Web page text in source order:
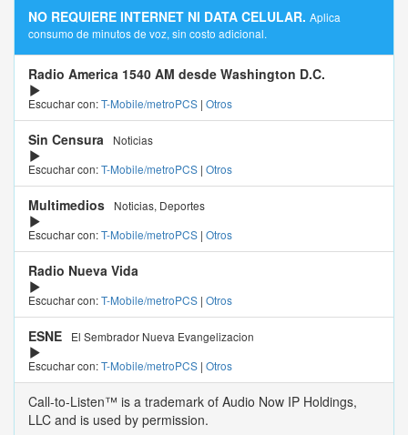
NO REQUIERE INTERNET NI DATA CELULAR. Aplica
consumo de minutos de voz, sin costo adicional.
Radio America 1540 AM desde Washington D.C.
Escuchar con:T-Mobile/metroPCS | Otros
Sin Censura
Noticias
Escuchar con:T-Mobile/metroPCS | Otros
Multimedios
Noticias, Deportes
Escuchar con:T-Mobile/metroPCS | Otros
Radio Nueva Vida
Escuchar con:T-Mobile/metroPCS | Otros
ESNE
El Sembrador Nueva Evangelizacion
Escuchar con:T-Mobile/metroPCS | Otros
Call-to-Listen™ is a trademark of Audio Now IP Holdings,
LLC and is used by permission.